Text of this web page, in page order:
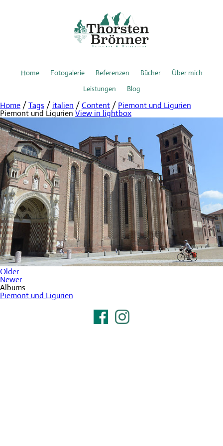
Home Fotogalerie Referenzen Bücher
Über mich
Leistungen
Blog
Home /Tags / italien /Content / Piemont und Ligurien
Piemont und Ligurien View in lightbox
Older
Newer
Albums
Piemont und Ligurien